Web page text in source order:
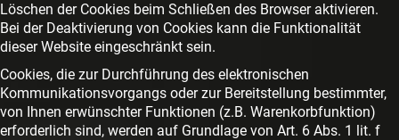
Löschen der Cookies beim Schließen des Browser aktivieren.
Bei der Deaktivierung von Cookies kann die Funktionalität
dieser Website eingeschränkt sein.
Cookies, die zur Durchführung des elektronischen
Kommunikationsvorgangs oder zur Bereitstellung bestimmter,
von Ihnen erwünschter Funktionen (z.B. Warenkorbfunktion)
erforderlich sind, werden auf Grundlage von Art. 6 Abs. 1 lit. f